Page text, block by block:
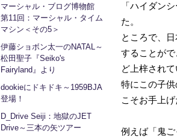
マーシャル・ブログ博物館
第11回：マーシャル・タイム
マシン＜その5＞
伊藤ショボン太一のNATAL～
松田聖子『Seiko's
Fairyland』より
dookieにドキドキ～1959BJA
登場！
D_Drive Seiji：地獄のJET
Drive～三本の矢ツアー
「ハイダン
た。
ところで、
することが
ど上梓され
特にこの子
こそお手上
例えば「鬼